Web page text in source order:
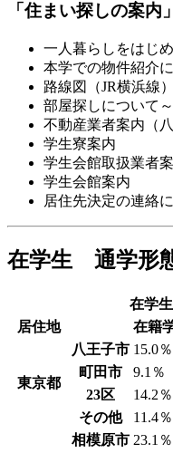
「住まい探しの案内
一人暮らしをはじ
本学での物件紹介
路線図（JR横浜線
部屋探しについて
不動産業者案内（
学生寮案内
学生会館取扱業者
学生会館案内
居住先決定の連絡
在学生 通学形態
在学
居住地
在籍
東京都
八王子市 15.0％
町田市
9.1％
23区
14.2％
その他
11.4％
相模原市 23.1％